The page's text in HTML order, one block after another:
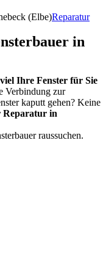
(Elbe)Reparatur
in
Ihre Fenster für Sie
Verbindung zur
kaputt gehen? Keine
Reparatur in
raussuchen.